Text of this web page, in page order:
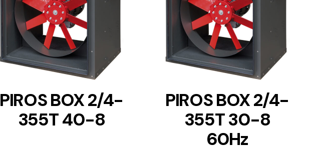
DETAILS
PIROS BOX 2/4-
355T 40-8
DETAILS
PIROS BOX 2/4-
355T 30-8
60Hz